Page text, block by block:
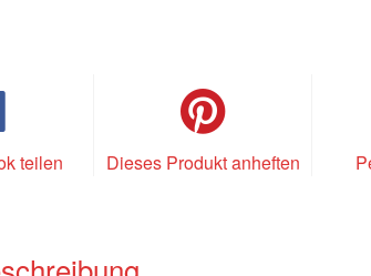
teilen Dieses Produkt anheften